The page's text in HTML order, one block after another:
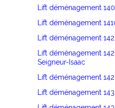
Lift déménagement
Lift déménagement
Lift déménagement
Lift déménagement
Seigneur-Isaac
Lift déménagement
Lift déménagement